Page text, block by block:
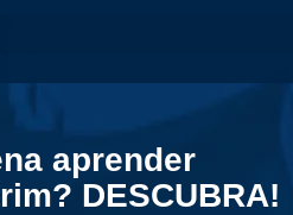
aprender
DESCUBRA!